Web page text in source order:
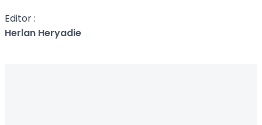
Editor :
Herlan Heryadie